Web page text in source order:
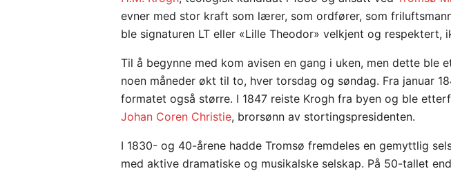
evner med stor kraft som lærer, som ordfører, som
ble signaturen LT eller «Lille Theodor» velkjent og respektert,
Til å begynne med kom avisen en gang i uken, men dette ble
noen måneder økt til to, hver torsdag og søndag. Fra januar
formatet også større. I 1847 reiste Krogh fra byen og ble
Johan Coren Christie, brorsønn av stortingspresidenten.
I 1830- og 40-årene hadde Tromsø fremdeles en gemyttlig
med aktive dramatiske og musikalske selskap. På 50-tallet